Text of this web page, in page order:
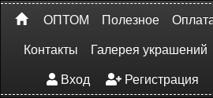
ОПТОМ Полезное
Контакты
Галерея украшений
Вход
Регистрация